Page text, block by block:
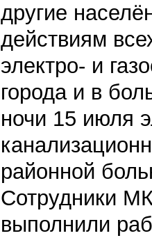
другие
действиям
электро- и
города и в
ночи 15 июля
районной
Сотрудники
выполнили